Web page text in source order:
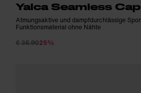
Yalca Seamless
Atmungsaktive und dampfdurchlässige
Funktionsmaterial ohne Nähte
€ 35.9025%